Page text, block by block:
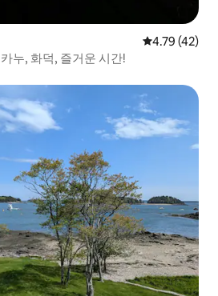
평점 4.79점
4.79 (42)
누, 화덕, 즐거운 시간!